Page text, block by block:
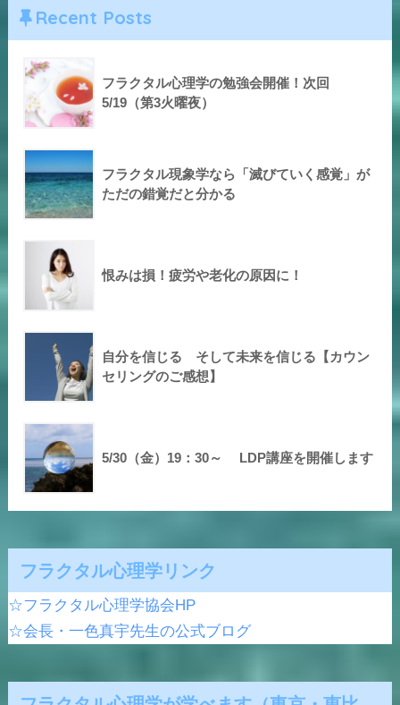
Recent Posts
フラクタル心理学の勉強会開催！次回
5/19（第3火曜夜）
フラクタル現象学なら「滅びていく感覚」が
ただの錯覚だと分かる
恨みは損！疲労や老化の原因に！
自分を信じる そして未来を信じる【カウン
セリングのご感想】
5/30（金）19：30～ LDP講座を開催します
フラクタル心理学リンク
☆フラクタル心理学協会HP
☆会長・一色真宇先生の公式ブログ